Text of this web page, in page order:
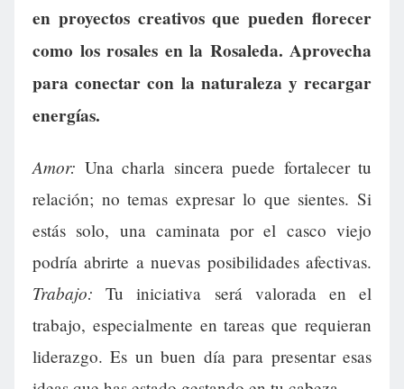
en proyectos creativos que pueden florecer
como los rosales en la Rosaleda. Aprovecha
para conectar con la naturaleza y recargar
energías.
Amor: Una charla sincera puede fortalecer tu
relación; no temas expresar lo que sientes. Si
estás solo, una caminata por el casco viejo
podría abrirte a nuevas posibilidades afectivas.
Trabajo: Tu iniciativa será valorada en el
trabajo, especialmente en tareas que requieran
liderazgo. Es un buen día para presentar esas